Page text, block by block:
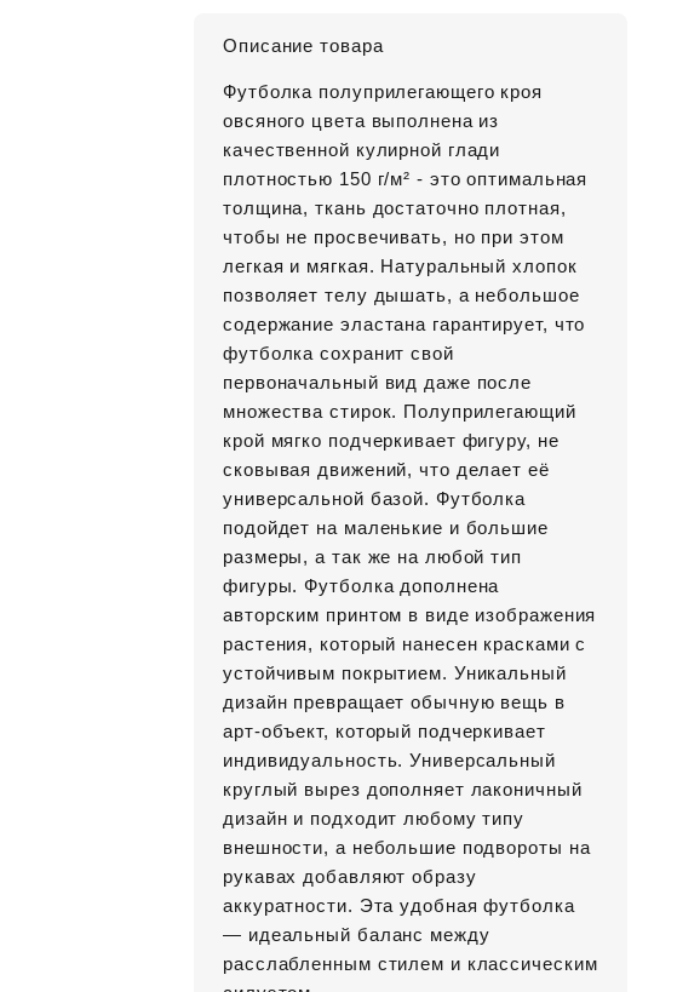
Описание товара
Футболка полуприлегающего кроя
овсяного цвета выполнена из
качественной кулирной глади
плотностью 150 г/м² - это оптимальная
толщина, ткань достаточно плотная,
чтобы не просвечивать, но при этом
легкая и мягкая. Натуральный хлопок
позволяет телу дышать, а небольшое
содержание эластана гарантирует, что
футболка сохранит свой
первоначальный вид даже после
множества стирок. Полуприлегающий
крой мягко подчеркивает фигуру, не
сковывая движений, что делает её
универсальной базой. Футболка
подойдет на маленькие и большие
размеры, а так же на любой тип
фигуры. Футболка дополнена
авторским принтом в виде изображения
растения, который нанесен красками с
устойчивым покрытием. Уникальный
дизайн превращает обычную вещь в
арт-объект, который подчеркивает
индивидуальность. Универсальный
круглый вырез дополняет лаконичный
дизайн и подходит любому типу
внешности, а небольшие подвороты на
рукавах добавляют образу
аккуратности. Эта удобная футболка
— идеальный баланс между
расслабленным стилем и классическим